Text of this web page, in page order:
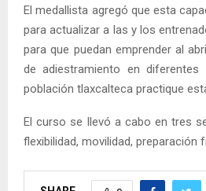
El medallista agregó que esta
para actualizar a las y los
para que puedan emprender al
de adiestramiento en
población tlaxcalteca practique
El curso se llevó a cabo en tres
flexibilidad, movilidad, preparación